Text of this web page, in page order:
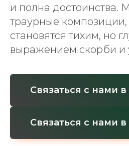
и полна достоинства.
траурные композиции,
становятся тихим, но
выражением скорби и
Связаться с нами
Связаться с нами в